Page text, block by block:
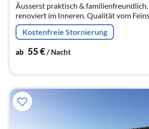
Äusserst praktisch &
renoviert im Inneren. Qualität vom
attraktivsten Häuser. Ganz zentraler
Freibad & Spielplatz
Kostenfreie Stornierung
ab 55€/ Nacht